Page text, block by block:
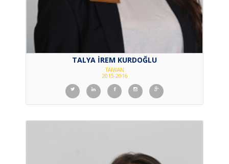
TALYA İREM KURDOĞLU
TAIWAN
2015-2016